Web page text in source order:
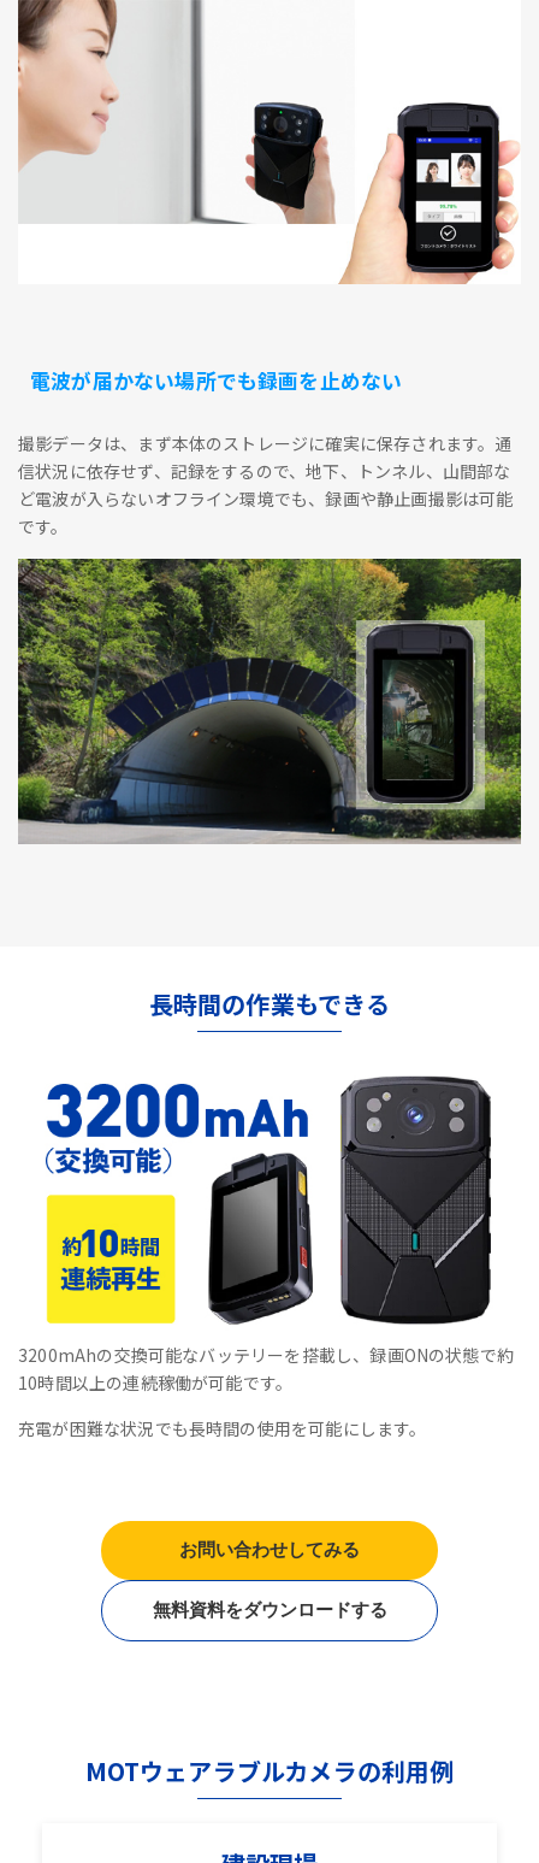
電波が届かない場所でも録画を止めない
撮影データは、まず本体のストレージに確実に保存されます。通
信状況に依存せず、記録をするので、地下、トンネル、山間部な
ど電波が入らないオフライン環境でも、録画や静止画撮影は可能
です。
長時間の作業もできる
3200mAhの交換可能なバッテリーを搭載し、録画ONの状態で約
10時間以上の連続稼働が可能です。
充電が困難な状況でも長時間の使用を可能にします。
お問い合わせしてみる
無料資料をダウンロードする
MOTウェアラブルカメラの利用例